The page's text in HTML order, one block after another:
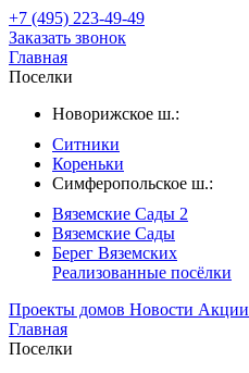
+7 (495) 223-49-49
Заказать звонок
Главная
Поселки
Новорижское ш.:
Ситники
Кореньки
Симферопольское ш.:
Вяземские Сады 2
Вяземские Сады
Берег Вяземскиx
Реализованные посёлки
Проекты домов Новости Акции
Главная
Поселки